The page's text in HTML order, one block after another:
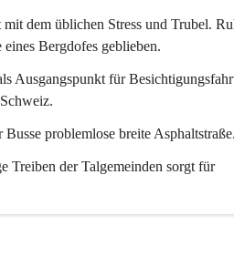
dem üblichen Stress und Trubel.
Bergdofes geblieben.
Ausgangspunkt für
problemlose breite
Treiben der Talgemeinden sorgt für